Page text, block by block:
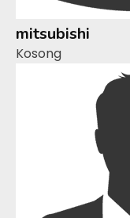
mitsubishi
Kosong